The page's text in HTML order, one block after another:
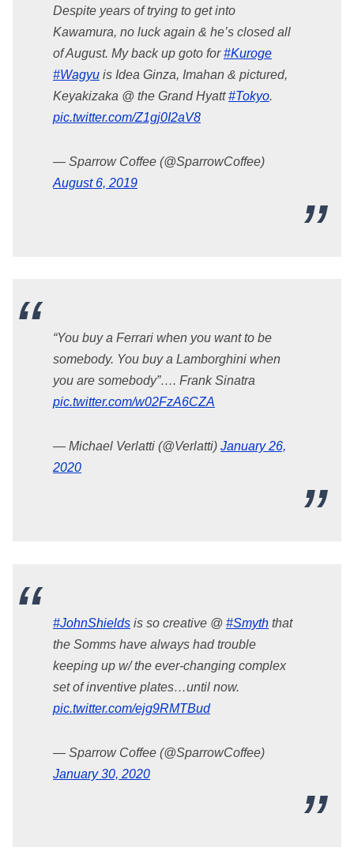
Despite years of trying to get into
Kawamura, no luck again & he’s closed all
of August. My back up goto for#Kuroge
#Wagyu is Idea Ginza, Imahan & pictured,
Keyakizaka @ the Grand Hyatt#Tokyo.
pic.twitter.com/Z1gj0I2aV8
— Sparrow Coffee (@SparrowCoffee)
August 6, 2019
“You buy a Ferrari when you want to be
somebody. You buy a Lamborghini when
you are somebody”…. Frank Sinatra
pic.twitter.com/w02FzA6CZA
— Michael Verlatti (@Verlatti) January 26,
2020
#JohnShields is so creative @ #Smyth that
the Somms have always had trouble
keeping up w/ the ever-changing complex
set of inventive plates…until now.
pic.twitter.com/ejg9RMTBud
— Sparrow Coffee (@SparrowCoffee)
January 30, 2020